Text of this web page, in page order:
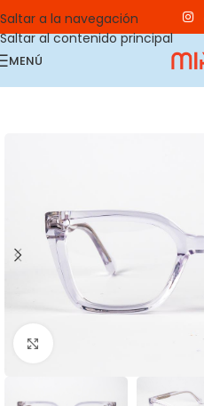
Saltar a la navegación
Saltar al contenido principal
MENÚ